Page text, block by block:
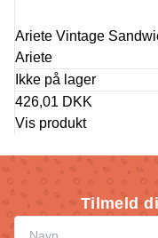
Ariete Vintage
Ariete
Ikke på lager
426,01 DKK
Vis produkt
Tilmeld